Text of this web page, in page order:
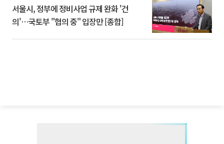
서울시, 정부에 정비사업 규제 완화 '건
의'⋯국토부 "협의 중" 입장만 [종합]